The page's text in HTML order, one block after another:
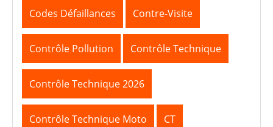
Codes Défaillances Contre-Visite
Contrôle Pollution Contrôle Technique
Contrôle Technique 2026
Contrôle Technique Moto CT